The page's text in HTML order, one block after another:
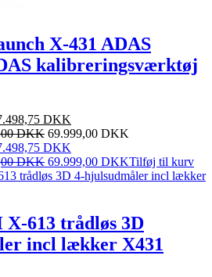
X-431 ADAS
kalibreringsværktøj
DKK.
DKK
aktuelle
er:
87.498,75 DKK.
DKK 69.999,00 DKK
DKK
aktuelle
pris
DKK 69.999,00 DKKTilføj til kurv
trådløs 3D
incl lækker X431